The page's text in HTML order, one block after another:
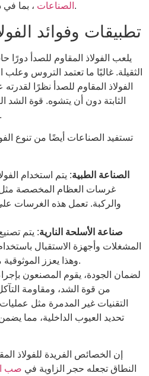
الصناعات ، بما في ذلك البناء والسيارات والفضاء.
تطبيقات وفوائد
يلعب الفولاذ المقاوم للصدأ دورًا
الثقيلة. غالبًا ما تعتمد التروس
الفولاذ المقاوم للصدأ نظرًا
الثابتة دون أن يتشوه. قوة الشد
غنى عنه لمثل هذه التطبيقات.
تستفيد الصناعات أيضًا من تنوع
الصناعة الطبية: يتم استخدام
غرسات العظام المخصصة
والركبة. تعمل هذه الغرسات
صناعة الأسلحة النارية: يتم
المشغلات وأجهزة الاستقبال
وهذا يعزز الموثوقية مع خفض تكاليف الإنتاج.
لضمان الجودة، يقوم المصنعون
من قوة الشد، ومقاومة
التقنيات غير المدمرة مثل
تحديد العيوب الداخلية، مما يضمن
إن الخصائص الفريدة للفولاذ
النطاق تجعله حجر الزاوية في صب